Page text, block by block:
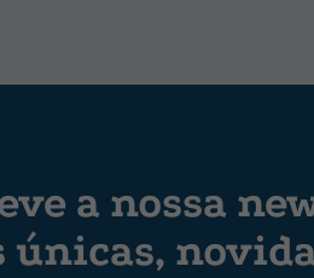
a nossa
únicas,